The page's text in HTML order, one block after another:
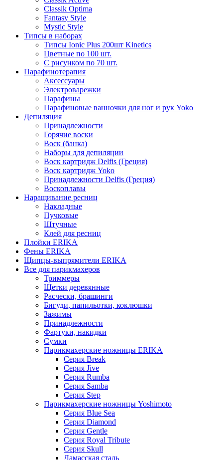
Classik Optima
Fantasy Style
Mystic Style
Типсы в наборах
Типсы Ionic Plus 200шт Kinetics
Цветные по 100 шт.
С рисунком по 70 шт.
Парафинотерапия
Аксессуары
Электроварежки
Парафины
Парафиновые ванночки для ног и рук Yoko
Депиляция
Принадлежности
Горячие воски
Воск (банка)
Наборы для депиляции
Воск картридж Delfis (Греция)
Воск картридж Yoko
Принадлежности Delfis (Греция)
Воскоплавы
Наращивание ресниц
Накладные
Пучковые
Штучные
Клей для ресниц
Плойки ERIKA
Фены ERIKA
Щипцы-выпрямители ERIKA
Все для парикмахеров
Триммеры
Щетки деревянные
Расчески, брашинги
Бигуди, папильотки, коклюшки
Зажимы
Принадлежности
Фартуки, накидки
Сумки
Парикмахерские ножницы ERIKA
Серия Break
Серия Jive
Серия Rumba
Серия Samba
Серия Step
Парикмахерские ножницы Yoshimoto
Серия Blue Sea
Серия Diamond
Серия Gentle
Серия Royal Tribute
Серия Skull
Дамасская сталь